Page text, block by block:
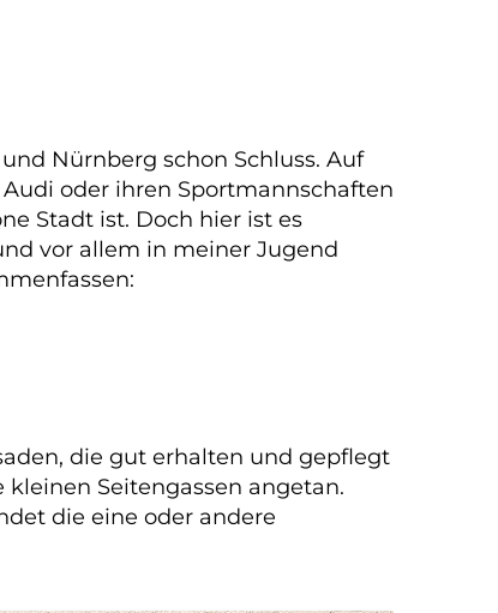
Nürnberg schon Schluss. Auf
oder ihren Sportmannschaften
Stadt ist. Doch hier ist es
vor allem in meiner Jugend
die gut erhalten und gepflegt
Seitengassen angetan.
die eine oder andere